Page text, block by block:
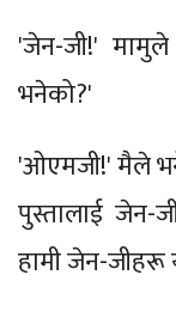
'जेन-जी!'
भनेको?'
'ओएमजी!' मैले
पुस्तालाई जेन-
हामी जेन-जीहरू